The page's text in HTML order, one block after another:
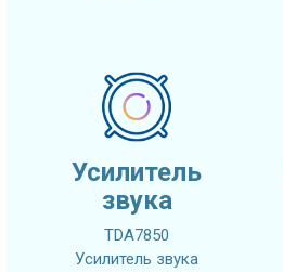
Усилитель
звука
TDA7850
Усилитель звука